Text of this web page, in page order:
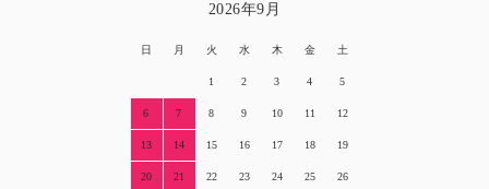
2026年9月
日 月 火 水 木 金 土
1 2 3 4 5
6 7 8 9 10 11 12
13 14 15 16 17 18 19
20 21 22 23 24 25 26